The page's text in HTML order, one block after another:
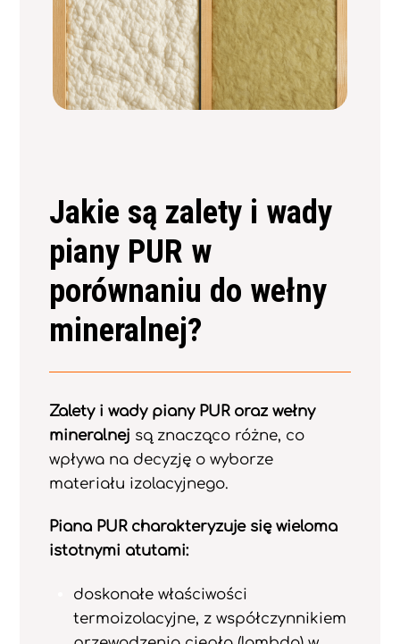
Jakie są zalety i wady
piany PUR w
porównaniu do wełny
mineralnej?
Zalety i wady piany PUR oraz wełny
mineralnej są znacząco różne, co
wpływa na decyzję o wyborze
materiału izolacyjnego.
Piana PUR charakteryzuje się wieloma
istotnymi atutami:
doskonałe właściwości
termoizolacyjne, z współczynnikiem